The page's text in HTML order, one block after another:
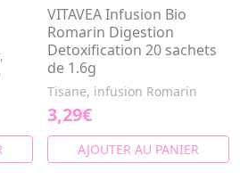
VITAVEA Infusion Bio
Romarin Digestion
Detoxification 20 sachets
de 1.6g
Tisane, infusion Romarin
3,29€
AJOUTER AU PANIER